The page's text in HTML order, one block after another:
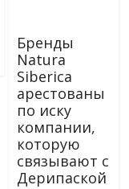
Бренды
Natura
Siberica
арестованы
по иску
компании,
которую
связывают с
Дерипаской